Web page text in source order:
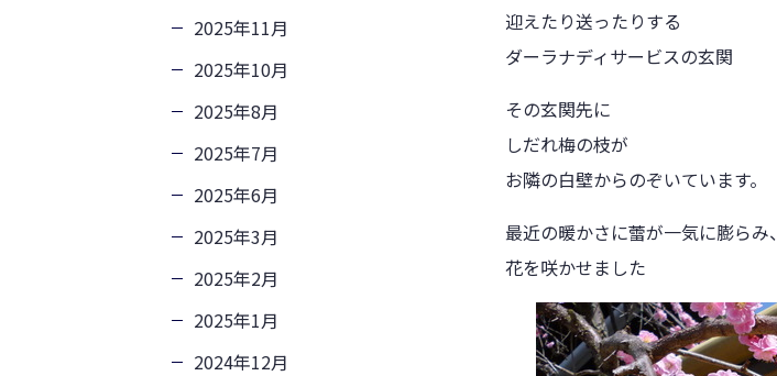
迎えたり送ったりする
ダーラナディサービスの玄関
その玄関先に
しだれ梅の枝が
お隣の白壁からのぞいています。
最近の暖かさに蕾が一気に膨らみ、
花を咲かせました
2025年11月
2025年10月
2025年8月
2025年7月
2025年6月
2025年3月
2025年2月
2025年1月
2024年12月